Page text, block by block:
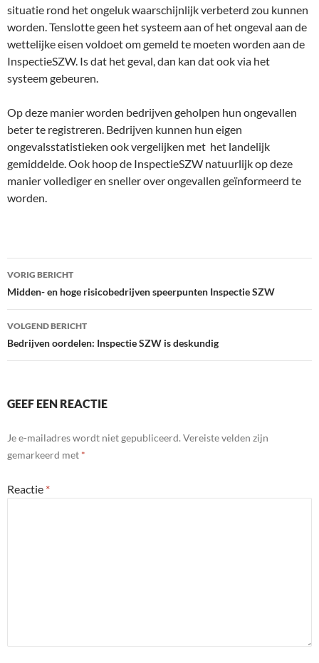
situatie rond het ongeluk waarschijnlijk verbeterd zou kunnen
worden. Tenslotte geen het systeem aan of het ongeval aan de
wettelijke eisen voldoet om gemeld te moeten worden aan de
InspectieSZW. Is dat het geval, dan kan dat ook via het
systeem gebeuren.
Op deze manier worden bedrijven geholpen hun ongevallen
beter te registreren. Bedrijven kunnen hun eigen
ongevalsstatistieken ook vergelijken met het landelijk
gemiddelde. Ook hoop de InspectieSZW natuurlijk op deze
manier vollediger en sneller over ongevallen geïnformeerd te
worden.
Bericht
navigatie
VORIG BERICHT
Midden- en hoge risicobedrijven speerpunten Inspectie SZW
VOLGEND BERICHT
Bedrijven oordelen: Inspectie SZW is deskundig
GEEF EEN REACTIE
Je e-mailadres wordt niet gepubliceerd. Vereiste velden zijn
gemarkeerd met *
Reactie *